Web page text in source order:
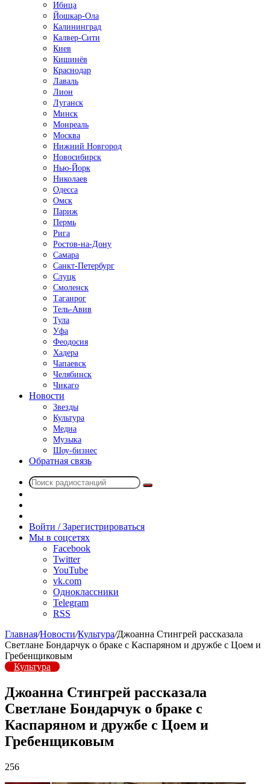
Ибица
Йошкар-Ола
Калининград
Калвер-Сити
Киев
Кишинёв
Краснодар
Лаваль
Лион
Луганск
Минск
Монреаль
Москва
Нижний Новгород
Новосибирск
Нью-Йорк
Николаев
Одесса
Омск
Париж
Пермь
Рига
Ростов-на-Дону
Самара
Санкт-Петербург
Слуцк
Смоленск
Таганрог
Тель-Авив
Тула
Уфа
Феодосия
Хадера
Чапаевск
Челябинск
Чикаго
Новости
Звезды
Культура
Медиа
Музыка
Шоу-бизнес
Обратная связь
Поиск
радио
Войти / Зарегистрироваться
Мы в соцсетях
Facebook
Twitter
YouTube
vk.com
Одноклассники
Telegram
RSS
Главная/Новости/Культура/Джоанна Стингрей рассказала
Светлане Бондарчук о браке с Каспаряном и дружбе с Цоем и
Гребенщиковым
Культура
Джоанна Стингрей рассказала
Светлане Бондарчук о браке с
Каспаряном и дружбе с Цоем и
Гребенщиковым
256